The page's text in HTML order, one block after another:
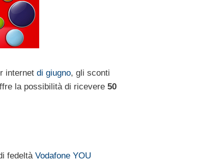
internet di giugno, gli sconti
la possibilità di ricevere 50
fedeltà Vodafone YOU